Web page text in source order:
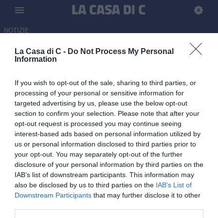
La Casa di C - Do Not Process My Personal
Information
If you wish to opt-out of the sale, sharing to third parties, or
processing of your personal or sensitive information for
targeted advertising by us, please use the below opt-out
section to confirm your selection. Please note that after your
opt-out request is processed you may continue seeing
interest-based ads based on personal information utilized by
us or personal information disclosed to third parties prior to
your opt-out. You may separately opt-out of the further
disclosure of your personal information by third parties on the
IAB’s list of downstream participants. This information may
also be disclosed by us to third parties on the IAB’s List of
Downstream Participants that may further disclose it to other
NOTIZIE
Potenza, la soddisfazione di De
pensiamo già a mercoledì”
11.05.2026 11:45 diMarco Gioviale
Il Potenza esordisce nel migliore dei modi in questi playoff: 3-0 per
la squadra di De Giorgio, le parole dell’allenatore in conferenza